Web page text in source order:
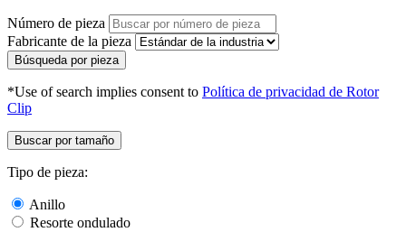
Número de pieza
Fabricante de la pieza
Búsqueda por pieza
*Use of search implies consent to Política de privacidad de Rotor
Clip
Buscar por tamaño
Tipo de pieza:
Anillo
Resorte ondulado